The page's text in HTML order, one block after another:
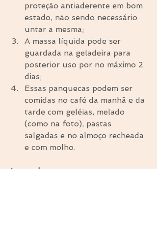
proteção antiaderente em bom
estado, não sendo necessário
untar a mesma;
A massa líquida pode ser
guardada na geladeira para
posterior uso por no máximo 2
dias;
Essas panquecas podem ser
comidas no café da manhã e da
tarde com geléias, melado
(como na foto), pastas
salgadas e no almoço recheada
e com molho.
Ayurveda